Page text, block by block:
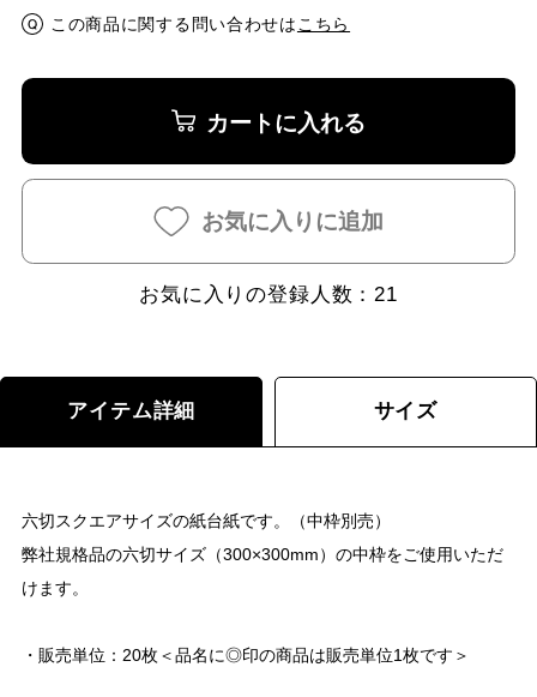
この商品に関する問い合わせはこちら
カートに入れる
お気に入りに追加
お気に入りの登録人数：21
アイテム詳細 サイズ
六切スクエアサイズの紙台紙です。（中枠別売）
弊社規格品の六切サイズ（300×300mm）の中枠をご使用いただ
けます。
・販売単位：20枚＜品名に◎印の商品は販売単位1枚です＞